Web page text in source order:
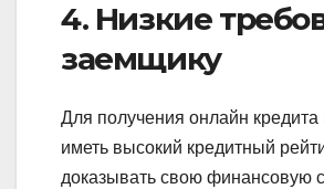
4. Низкие
заемщику
Для получения онлайн кредита
иметь высокий кредитный
доказывать свою финансовую